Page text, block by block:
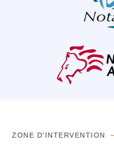
ZONE D'INTERVENTION